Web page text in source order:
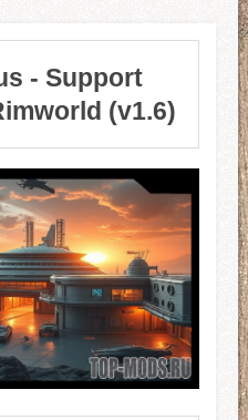
- Support
(v1.6)